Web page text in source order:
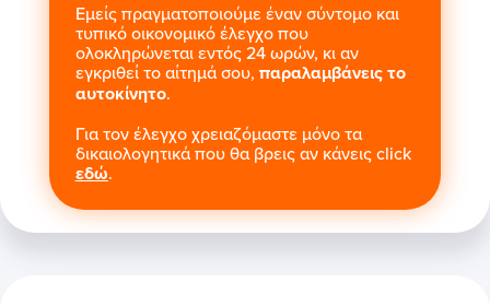
Εμείς πραγματοποιούμε έναν σύντομο και
τυπικό οικονομικό έλεγχο που
ολοκληρώνεται εντός 24 ωρών, κι αν
εγκριθεί το αίτημά σου, παραλαμβάνεις το
αυτοκίνητο.
Για τον έλεγχο χρειαζόμαστε μόνο τα
δικαιολογητικά που θα βρεις αν κάνεις click
εδώ.